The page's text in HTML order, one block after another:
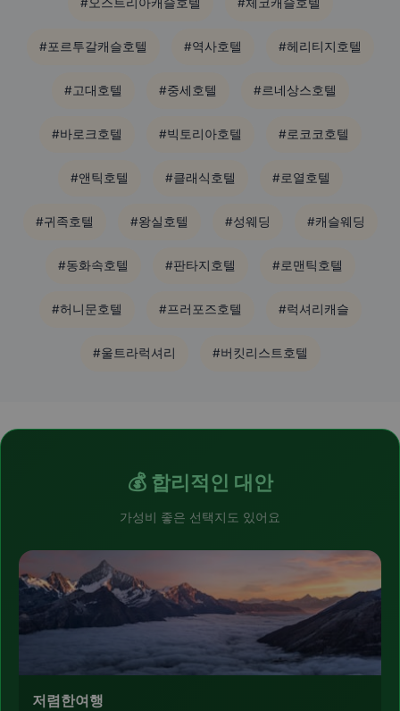
#오스트리아캐슬호텔 #체코캐슬호텔
#포르투갈캐슬호텔 #역사호텔 #헤리티지호텔
#고대호텔 #중세호텔 #르네상스호텔
#바로크호텔 #빅토리아호텔 #로코코호텔
#앤틱호텔 #클래식호텔 #로열호텔
#귀족호텔 #왕실호텔 #성웨딩 #캐슬웨딩
#동화속호텔 #판타지호텔 #로맨틱호텔
#허니문호텔 #프러포즈호텔 #럭셔리캐슬
#울트라럭셔리 #버킷리스트호텔
💰 합리적인 대안
가성비 좋은 선택지도 있어요
저렴한여행